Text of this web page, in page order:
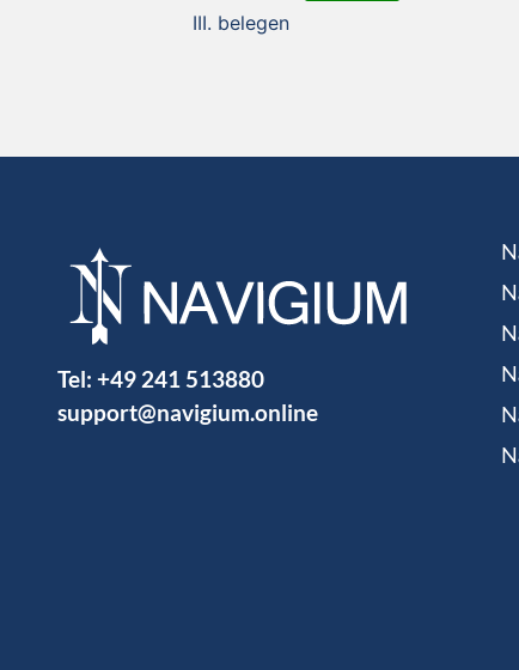
belegen
Tel: +49 241 513880
support@navigium.online